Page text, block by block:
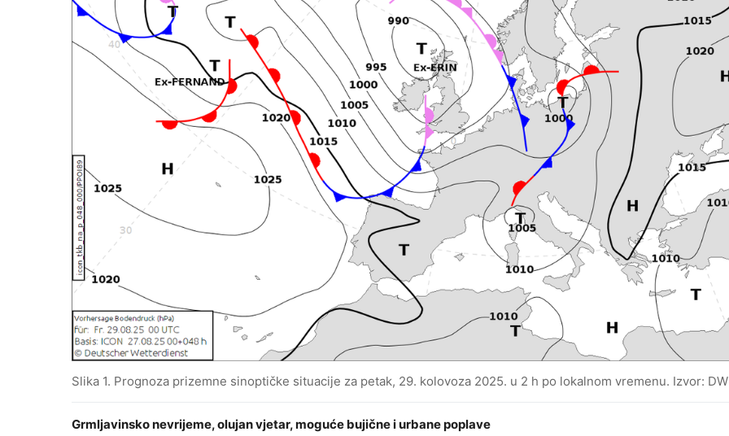
Slika 1. Prognoza prizemne sinoptičke situacije za petak, 29. kolovoza 2025. u 2 h po lokalnom vremenu. Izvor:
Grmljavinsko nevrijeme, olujan vjetar, moguće bujične i urbane poplave